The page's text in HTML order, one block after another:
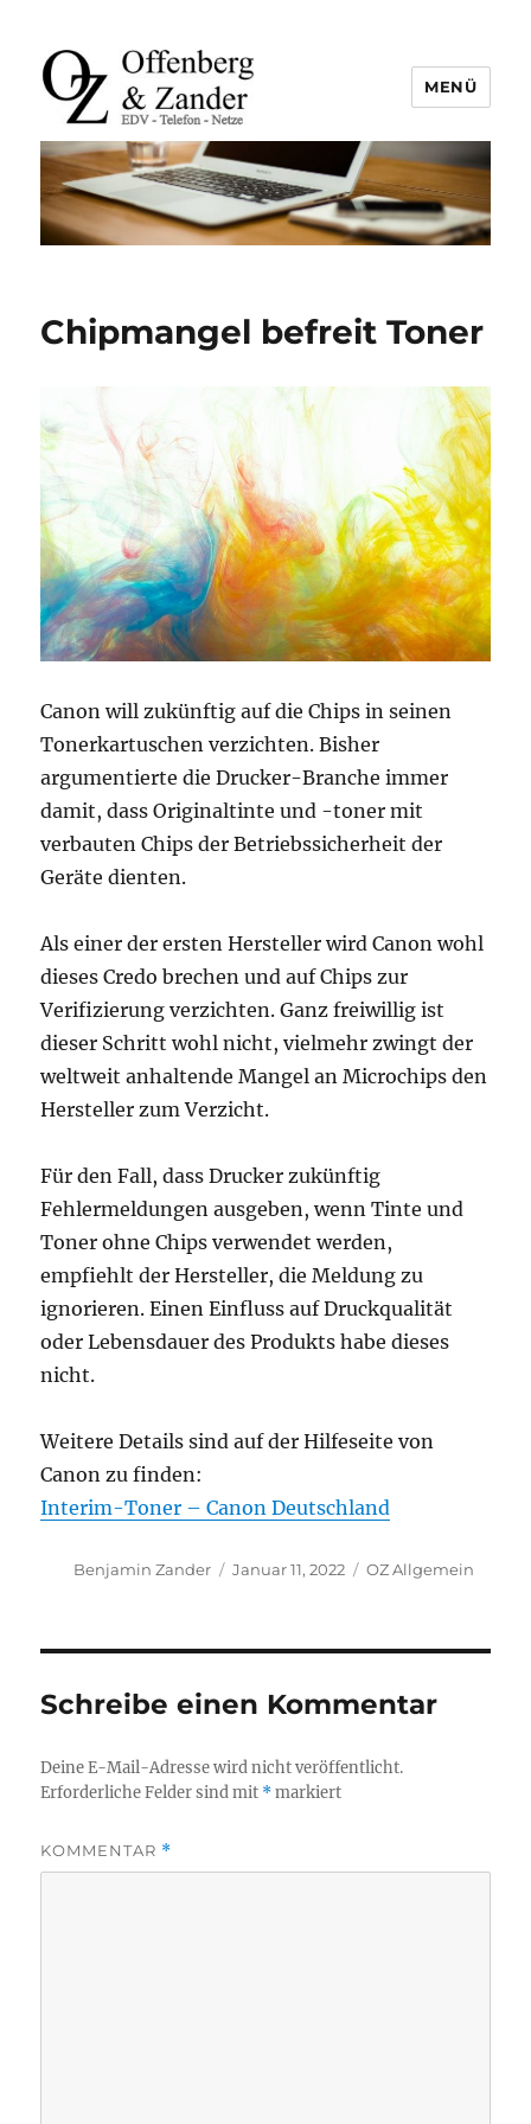
offenberg & zander gbr |
leutefeldstraße 25 | 47800 krefeld
| tel. +49 2151 45 45 840 | info@oz-
it.de
MENÜ
Chipmangel befreit Toner
Canon will zukünftig auf die Chips in seinen
Tonerkartuschen verzichten. Bisher
argumentierte die Drucker-Branche immer
damit, dass Originaltinte und -toner mit
verbauten Chips der Betriebssicherheit der
Geräte dienten.
Als einer der ersten Hersteller wird Canon wohl
dieses Credo brechen und auf Chips zur
Verifizierung verzichten. Ganz freiwillig ist
dieser Schritt wohl nicht, vielmehr zwingt der
weltweit anhaltende Mangel an Microchips den
Hersteller zum Verzicht.
Für den Fall, dass Drucker zukünftig
Fehlermeldungen ausgeben, wenn Tinte und
Toner ohne Chips verwendet werden,
empfiehlt der Hersteller, die Meldung zu
ignorieren. Einen Einfluss auf Druckqualität
oder Lebensdauer des Produkts habe dieses
nicht.
Weitere Details sind auf der Hilfeseite von
Canon zu finden:
Interim-Toner – Canon Deutschland
Autor
Benjamin Zander
Veröffentlicht
Januar 11, 2022 Kategorien
OZ Allgemein
Schreibe einen Kommentar
Deine E-Mail-Adresse wird nicht veröffentlicht.
Erforderliche Felder sind mit *markiert
KOMMENTAR *